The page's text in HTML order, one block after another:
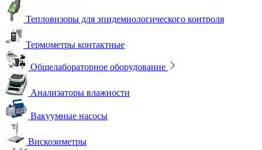
Тепловизоры для эпидемиологического контроля
Термометры контактные
Общелабораторное оборудование
Анализаторы влажности
Вакуумные насосы
Вискозиметры